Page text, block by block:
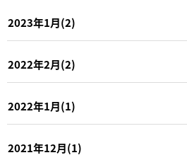
2023年1月(2)
2022年2月(2)
2022年1月(1)
2021年12月(1)